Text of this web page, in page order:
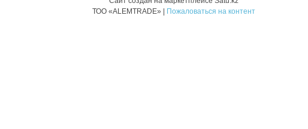
Пожаловаться на контент